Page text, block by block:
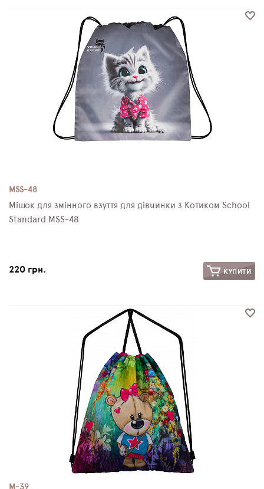
MSS-48
Мішок для змінного взуття для дівчинки з Котиком School
Standard MSS-48
220 грн. КУПИТИ
M-39